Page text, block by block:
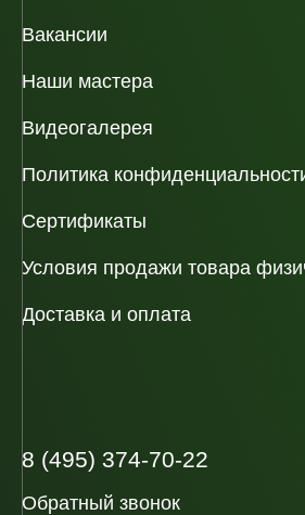
Вакансии
Наши мастера
Видеогалерея
Политика
Сертификаты
Условия продажи товара
Доставка и оплата
8 (495) 374-70-22
Обратный звонок